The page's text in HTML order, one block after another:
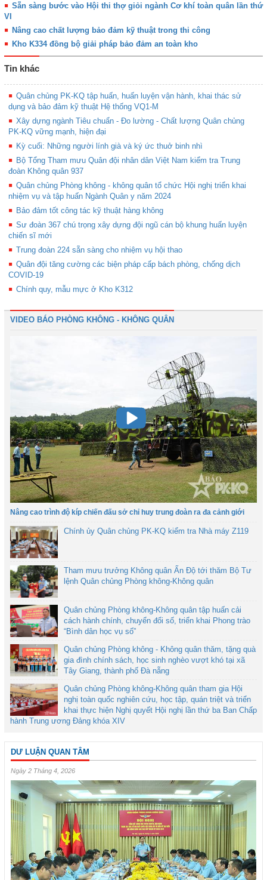
Sẵn sàng bước vào Hội thi thợ giỏi ngành Cơ khí toàn quân lần thứ
VI
Nâng cao chất lượng bảo đảm kỹ thuật trong thi công
Kho K334 đồng bộ giải pháp bảo đảm an toàn kho
Tin khác
Quân chủng PK-KQ tập huấn, huấn luyện vận hành, khai thác sử
dụng và bảo đảm kỹ thuật Hệ thống VQ1-M
Xây dựng ngành Tiêu chuẩn - Đo lường - Chất lượng Quân chủng
PK-KQ vững mạnh, hiện đại
Kỳ cuối: Những người lính già và ký ức thuở binh nhì
Bộ Tổng Tham mưu Quân đội nhân dân Việt Nam kiểm tra Trung
đoàn Không quân 937
Quân chủng Phòng không - không quân tổ chức Hội nghị triển khai
nhiệm vụ và tập huấn Ngành Quân y năm 2024
Bảo đảm tốt công tác kỹ thuật hàng không
Sư đoàn 367 chú trọng xây dựng đội ngũ cán bộ khung huấn luyện
chiến sĩ mới
Trung đoàn 224 sẵn sàng cho nhiệm vụ hội thao
Quân đội tăng cường các biện pháp cấp bách phòng, chống dịch
COVID-19
Chính quy, mẫu mực ở Kho K312
VIDEO BÁO PHÒNG KHÔNG - KHÔNG QUÂN
Nâng cao trình độ kíp chiến đấu sở chỉ huy trung đoàn ra đa cảnh giới
Chính ủy Quân chủng PK-KQ kiểm tra Nhà máy Z119
Tham mưu trưởng Không quân Ấn Độ tới thăm Bộ Tư
lệnh Quân chủng Phòng không-Không quân
Quân chủng Phòng không-Không quân tập huấn cải
cách hành chính, chuyển đổi số, triển khai Phong trào
“Bình dân học vụ số”
Quân chủng Phòng không - Không quân thăm, tặng quà
gia đình chính sách, học sinh nghèo vượt khó tại xã
Tây Giang, thành phố Đà nẵng
Quân chủng Phòng không-Không quân tham gia Hội
nghị toàn quốc nghiên cứu, học tập, quán triệt và triển
khai thực hiện Nghị quyết Hội nghị lần thứ ba Ban Chấp
hành Trung ương Đảng khóa XIV
DƯ LUẬN QUAN TÂM
Ngày 2 Tháng 4, 2026